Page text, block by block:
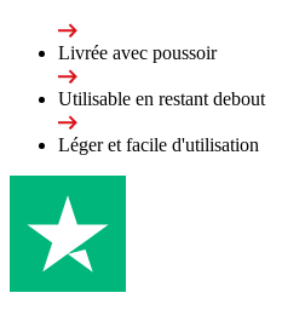
Livrée avec poussoir
Utilisable en restant debout
Léger et facile d'utilisation